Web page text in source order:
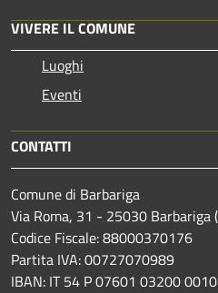
VIVERE IL COMUNE
Luoghi
Eventi
CONTATTI
Comune di Barbariga
Via Roma, 31 - 25030
Codice Fiscale: 88000370176
Partita IVA: 00727070989
IBAN: IT 54 P 07601 03200